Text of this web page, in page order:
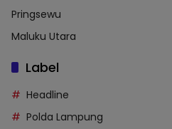
Pringsewu
Maluku Utara
Label
Headline
Polda Lampung